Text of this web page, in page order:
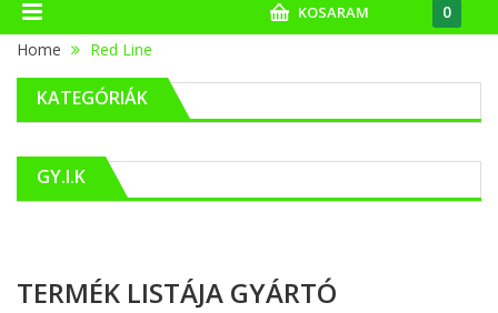
KOSARAM
0
Home
Red Line
KATEGÓRIÁK
GY.I.K
TERMÉK LISTÁJA GYÁRTÓ